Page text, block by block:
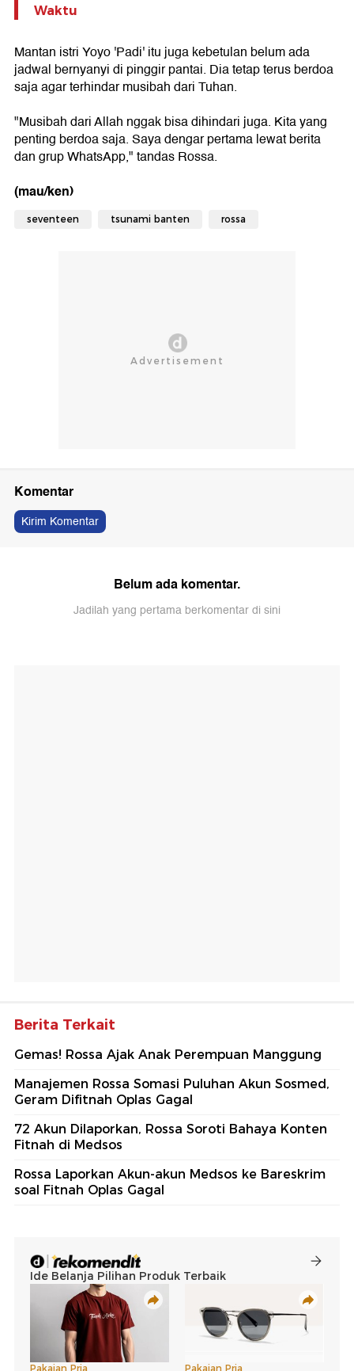
Waktu
Mantan istri Yoyo 'Padi' itu juga kebetulan belum ada
jadwal bernyanyi di pinggir pantai. Dia tetap terus berdoa
saja agar terhindar musibah dari Tuhan.
"Musibah dari Allah nggak bisa dihindari juga. Kita yang
penting berdoa saja. Saya dengar pertama lewat berita
dan grup WhatsApp," tandas Rossa.
(mau/ken)
seventeen tsunami banten rossa
Komentar
Kirim Komentar
Belum ada komentar.
Jadilah yang pertama berkomentar di sini
Berita Terkait
Gemas! Rossa Ajak Anak Perempuan Manggung
Manajemen Rossa Somasi Puluhan Akun Sosmed,
Geram Difitnah Oplas Gagal
72 Akun Dilaporkan, Rossa Soroti Bahaya Konten
Fitnah di Medsos
Rossa Laporkan Akun-akun Medsos ke Bareskrim
soal Fitnah Oplas Gagal